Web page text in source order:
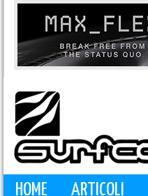
HOME ARTICOLI